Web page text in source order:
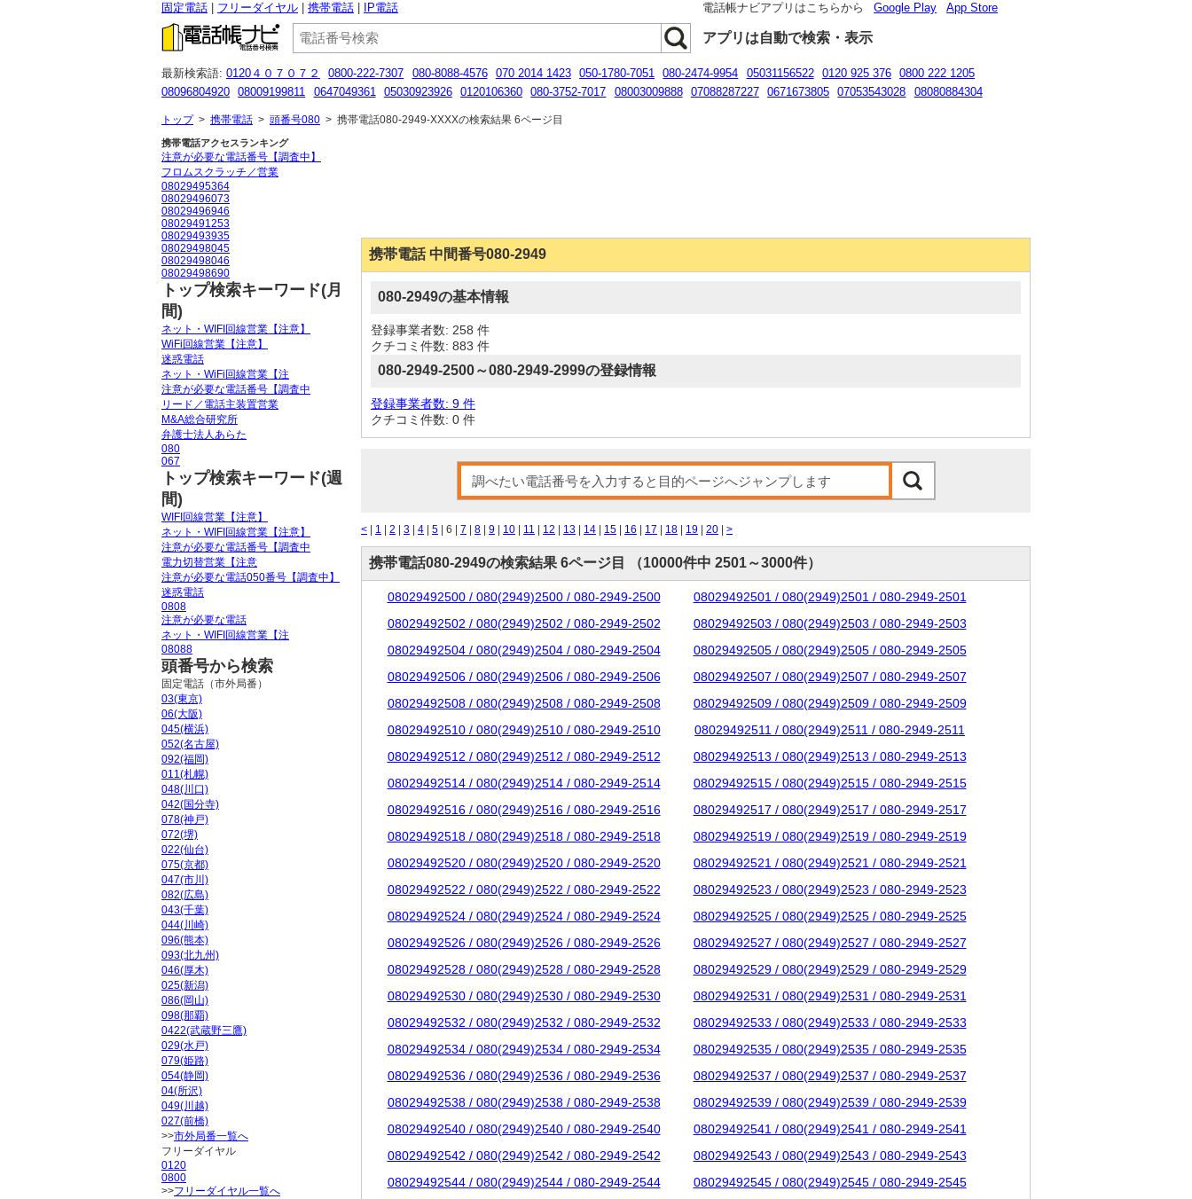
固定電話 フリーダイヤル 携帯電話 IP電話 電話帳ナビアプリはこちらから Google Play App Store
アプリは自動で検索・表示
最新検索語: 0120４０７０７２ 0800-222-7307 080-8088-4576 070 2014 1423 050-1780-7051 080-2474-9954 05031156522 0120 925 376
0800 222 1205
08096804920
08009199811 0647049361 05030923926 0120106360 080-3752-7017 08003009888 07088287227 0671673805 07053543028
08080884304
トップ> 携帯電話 > 頭番号080 > 携帯電話080-2949-XXXXの検索結果 6ページ目
携帯電話 中間番号080-2949
080-2949の基本情報
登録事業者数: 258 件
クチコミ件数: 883 件
080-2949-2500～080-2949-2999の登録情報
登録事業者数: 9 件
クチコミ件数: 0 件
< 1 2 3 4 5 | 6 | 7 8 9 10 11 12 13 14 15 16 17 18 19 20 >
携帯電話080-2949の検索結果 6ページ目 （10000件中 2501～3000件）
08029492500 / 080(2949)2500 / 080-2949-2500
08029492501 / 080(2949)2501 / 080-2949-2501
08029492502 / 080(2949)2502 / 080-2949-2502
08029492503 / 080(2949)2503 / 080-2949-2503
08029492504 / 080(2949)2504 / 080-2949-2504
08029492505 / 080(2949)2505 / 080-2949-2505
08029492506 / 080(2949)2506 / 080-2949-2506
08029492507 / 080(2949)2507 / 080-2949-2507
08029492508 / 080(2949)2508 / 080-2949-2508
08029492509 / 080(2949)2509 / 080-2949-2509
08029492510 / 080(2949)2510 / 080-2949-2510
08029492511 / 080(2949)2511 / 080-2949-2511
08029492512 / 080(2949)2512 / 080-2949-2512
08029492513 / 080(2949)2513 / 080-2949-2513
08029492514 / 080(2949)2514 / 080-2949-2514
08029492515 / 080(2949)2515 / 080-2949-2515
08029492516 / 080(2949)2516 / 080-2949-2516
08029492517 / 080(2949)2517 / 080-2949-2517
08029492518 / 080(2949)2518 / 080-2949-2518
08029492519 / 080(2949)2519 / 080-2949-2519
08029492520 / 080(2949)2520 / 080-2949-2520
08029492521 / 080(2949)2521 / 080-2949-2521
08029492522 / 080(2949)2522 / 080-2949-2522
08029492523 / 080(2949)2523 / 080-2949-2523
08029492524 / 080(2949)2524 / 080-2949-2524
08029492525 / 080(2949)2525 / 080-2949-2525
08029492526 / 080(2949)2526 / 080-2949-2526
08029492527 / 080(2949)2527 / 080-2949-2527
08029492528 / 080(2949)2528 / 080-2949-2528
08029492529 / 080(2949)2529 / 080-2949-2529
08029492530 / 080(2949)2530 / 080-2949-2530
08029492531 / 080(2949)2531 / 080-2949-2531
08029492532 / 080(2949)2532 / 080-2949-2532
08029492533 / 080(2949)2533 / 080-2949-2533
08029492534 / 080(2949)2534 / 080-2949-2534
08029492535 / 080(2949)2535 / 080-2949-2535
08029492536 / 080(2949)2536 / 080-2949-2536
08029492537 / 080(2949)2537 / 080-2949-2537
08029492538 / 080(2949)2538 / 080-2949-2538
08029492539 / 080(2949)2539 / 080-2949-2539
08029492540 / 080(2949)2540 / 080-2949-2540
08029492541 / 080(2949)2541 / 080-2949-2541
08029492542 / 080(2949)2542 / 080-2949-2542
08029492543 / 080(2949)2543 / 080-2949-2543
08029492544 / 080(2949)2544 / 080-2949-2544
08029492545 / 080(2949)2545 / 080-2949-2545
携帯電話アクセスランキング
注意が必要な電話番号【調査中】
フロムスクラッチ／営業
08029495364
08029496073
08029496946
08029491253
08029493935
08029498045
08029498046
08029498690
トップ検索キーワード(月
間)
ネット・WIFI回線営業【注意】
WiFi回線営業【注意】
迷惑電話
ネット・WiFi回線営業【注
注意が必要な電話番号【調査中
リード／電話主装置営業
M&A総合研究所
弁護士法人あらた
080
067
トップ検索キーワード(週
間)
WIFI回線営業【注意】
ネット・WIFI回線営業【注意】
注意が必要な電話番号【調査中
電力切替営業【注意
注意が必要な電話050番号【調査中】
迷惑電話
0808
注意が必要な電話
ネット・WIFI回線営業【注
08088
頭番号から検索
固定電話（市外局番）
03(東京)
06(大阪)
045(横浜)
052(名古屋)
092(福岡)
011(札幌)
048(川口)
042(国分寺)
078(神戸)
072(堺)
022(仙台)
075(京都)
047(市川)
082(広島)
043(千葉)
044(川崎)
096(熊本)
093(北九州)
046(厚木)
025(新潟)
086(岡山)
098(那覇)
0422(武蔵野三鷹)
029(水戸)
079(姫路)
054(静岡)
04(所沢)
049(川越)
027(前橋)
>>市外局番一覧へ
フリーダイヤル
0120
0800
>>フリーダイヤル一覧へ